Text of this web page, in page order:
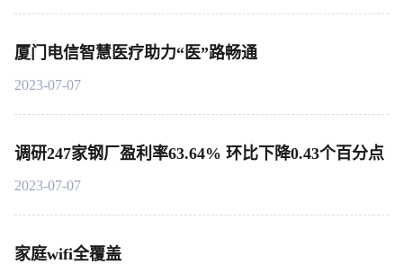
厦门电信智慧医疗助力“医”路畅通
2023-07-07
调研247家钢厂盈利率63.64% 环比下降0.43个百分点
2023-07-07
家庭wifi全覆盖